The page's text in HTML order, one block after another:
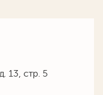
13, стр. 5